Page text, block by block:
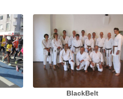
BlackBelt